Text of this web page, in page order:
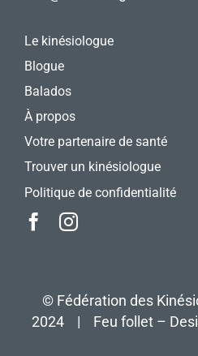
Le kinésiologue
Blogue
Balados
À propos
Votre partenaire de santé
Trouver un kinésiologue
Politique de confidentialité
© Fédération des
2024 | Feu follet –